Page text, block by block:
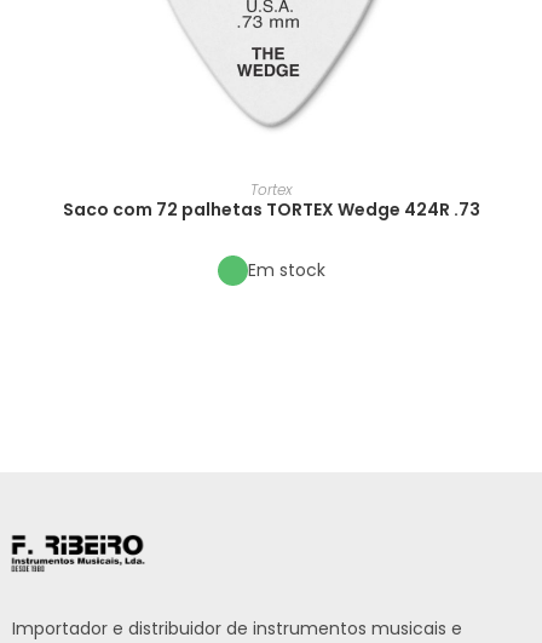
Tortex
Saco com 72 palhetas TORTEX Wedge 424R .73
Em stock
Importador e distribuidor de instrumentos musicais e